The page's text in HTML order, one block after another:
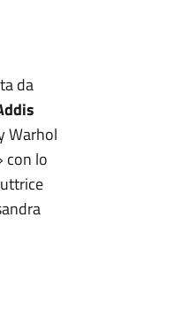
da
Warhol
con lo